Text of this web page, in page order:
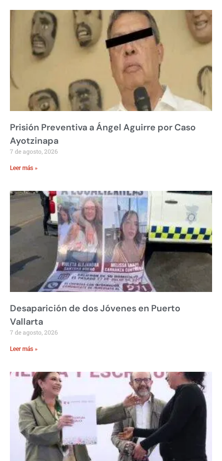
Prisión Preventiva a Ángel Aguirre por Caso
Ayotzinapa
7 de agosto, 2026
Leer más »
Desaparición de dos Jóvenes en Puerto
Vallarta
7 de agosto, 2026
Leer más »